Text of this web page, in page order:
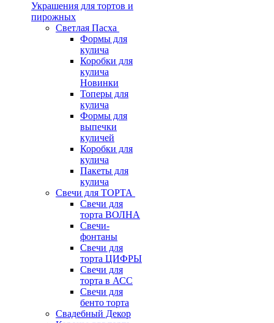
Украшения для тортов и
пирожных
Светлая Пасха
Формы для
кулича
Коробки для
кулича
Новинки
Топеры для
кулича
Формы для
выпечки
куличей
Коробки для
кулича
Пакеты для
кулича
Свечи для ТОРТА
Свечи для
торта ВОЛНА
Свечи-
фонтаны
Свечи для
торта ЦИФРЫ
Свечи для
торта в АСС
Свечи для
бенто торта
Свадебный Декор